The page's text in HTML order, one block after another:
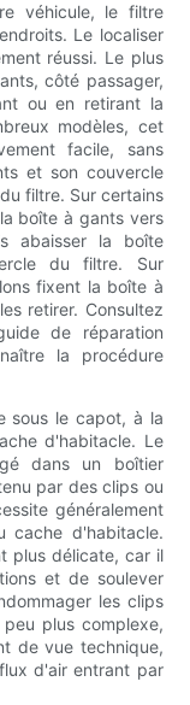
véhicule, le filtre
Le localiser
réussi. Le plus
côté passager,
ou en retirant la
modèles, cet
facile, sans
et son couvercle
filtre. Sur certains
boîte à gants vers
abaisser la boîte
du filtre. Sur
fixent la boîte à
retirer. Consultez
de réparation
la procédure
sous le capot, à la
d'habitacle. Le
dans un boîtier
par des clips ou
généralement
cache d'habitacle.
plus délicate, car il
et de soulever
les clips
plus complexe,
de vue technique,
d'air entrant par